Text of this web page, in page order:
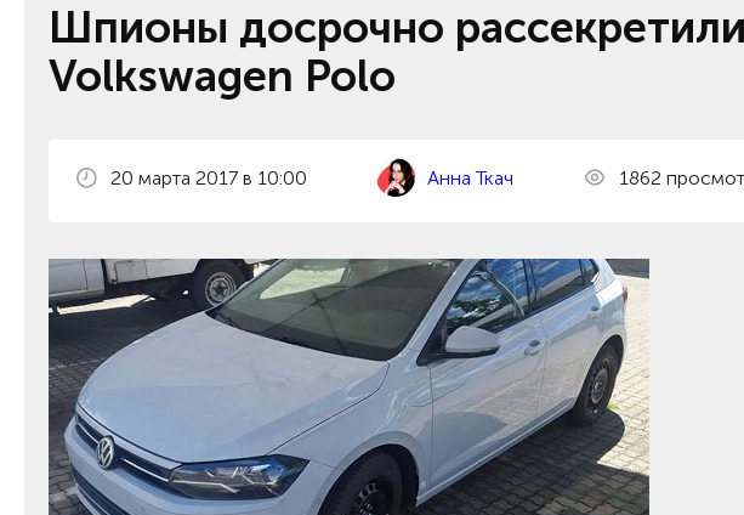
Шпионы досрочно
Volkswagen Polo
20 марта 2017 в 10:00 Анна Ткач 1862